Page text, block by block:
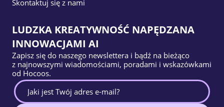
Skontaktuj się z nami
LUDZKA KREATYWNOŚĆ NAPĘDZANA
INNOWACJAMI AI
Zapisz się do naszego newslettera i bądź na bieżąco
z najnowszymi wiadomościami, poradami i wskazówkami
od Hocoos.